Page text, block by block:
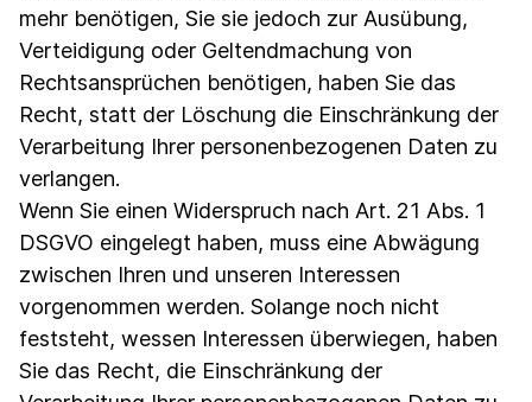
mehr benötigen, Sie sie jedoch zur Ausübung,
Verteidigung oder Geltendmachung von
Rechtsansprüchen benötigen, haben Sie das
Recht, statt der Löschung die Einschränkung der
Verarbeitung Ihrer personenbezogenen Daten zu
verlangen.
Wenn Sie einen Widerspruch nach Art. 21 Abs. 1
DSGVO eingelegt haben, muss eine Abwägung
zwischen Ihren und unseren Interessen
vorgenommen werden. Solange noch nicht
feststeht, wessen Interessen überwiegen, haben
Sie das Recht, die Einschränkung der